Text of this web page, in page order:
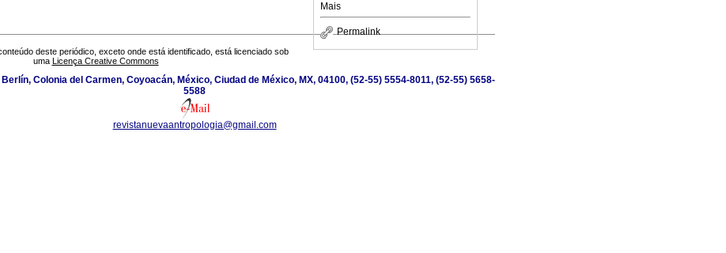
Mais
Permalink
deste periódico, exceto onde está identificado, está licenciado sob
uma
Licença Creative Commons
Colonia del Carmen, Coyoacán, México, Ciudad de México, MX, 04100, (52-55) 5554-8011, (52-55) 5658-
5588
revistanuevaantropologia@gmail.com